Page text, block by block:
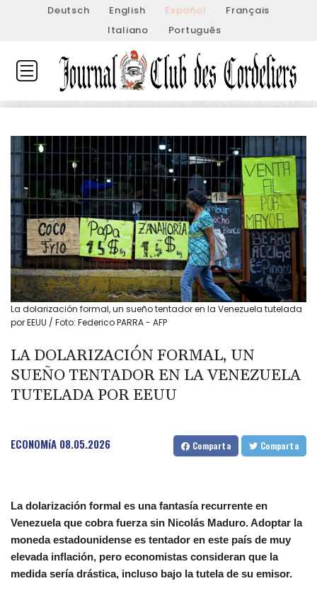
Deutsch English Español
Français
Italiano
Português
La dolarización formal, un sueño tentador en la Venezuela tutelada
por EEUU / Foto: Federico PARRA - AFP
LA DOLARIZACIÓN FORMAL, UN
SUEÑO TENTADOR EN LA VENEZUELA
TUTELADA POR EEUU
ECONOMíA 08.05.2026 Comparta Comparta
La dolarización formal es una fantasía recurrente en
Venezuela que cobra fuerza sin Nicolás Maduro. Adoptar la
moneda estadounidense es tentador en este país de muy
elevada inflación, pero economistas consideran que la
medida sería drástica, incluso bajo la tutela de su emisor.